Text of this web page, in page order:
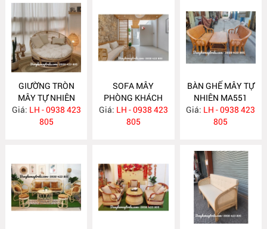
GIƯỜNG TRÒN
MÂY TỰ NHIÊN
MA563
Giá: LH - 0938 423
805
SOFA MÂY
PHÒNG KHÁCH
MA557
Giá: LH - 0938 423
805
BÀN GHẾ MÂY TỰ
NHIÊN MA551
Giá: LH - 0938 423
805